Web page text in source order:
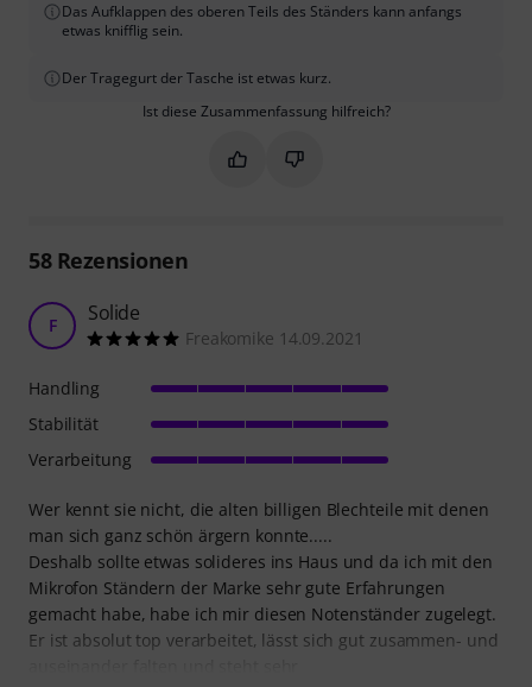
Das Aufklappen des oberen Teils des Ständers kann anfangs
etwas knifflig sein.
Der Tragegurt der Tasche ist etwas kurz.
Ist diese Zusammenfassung hilfreich?
Markieren Sie diese
Markieren Sie diese
58Rezensionen
F Solide
Freakomike 14.09.2021
Wer kennt sie nicht, die alten billigen Blechteile mit denen
man sich ganz schön ärgern konnte.....
Deshalb sollte etwas solideres ins Haus und da ich mit den
Mikrofon Ständern der Marke sehr gute Erfahrungen
gemacht habe, habe ich mir diesen Notenständer zugelegt.
Er ist absolut top verarbeitet, lässt sich gut zusammen- und
Handling
Stabilität
Verarbeitung